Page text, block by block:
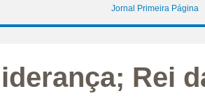
Jornal Primeira Página
Rei